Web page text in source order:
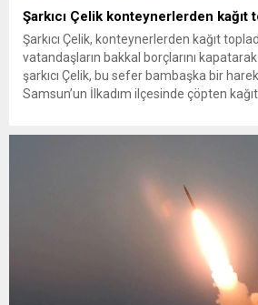
Şarkıcı Çelik konteynerlerden kağıt
Şarkıcı Çelik, konteynerlerden kağıt
vatandaşların bakkal borçlarını
şarkıcı Çelik, bu sefer bambaşka bir
Samsun’un İlkadım ilçesinde çöpten